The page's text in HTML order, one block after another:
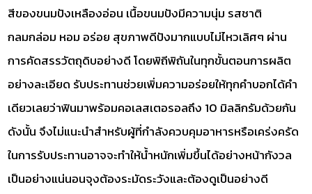
สีของขนมปังเหลืองอ่อน เนื้อขนมปังมีความนุ่ม รสชาติ
กลมกล่อม หอม อร่อย สุขภาพดีปังมากแบบไม่ไหวเลิศๆ ผ่าน
การคัดสรรวัตถุดิบอย่างดี โดยพิถีพิถันในทุกขั้นตอนการผลิต
อย่างละเอียด รับประทานช่วยเพิ่มความอร่อยให้ทุกคำบอกได้คำ
เดียวเลยว่าฟินมาพร้อมคอเลสเตอรอลถึง 10 มิลลิกรัมด้วยกัน
ดังนั้น จึงไม่แนะนำสำหรับผู้ที่กำลังควบคุมอาหารหรือเคร่งครัด
ในการรับประทานอาจจะทำให้น้ำหนักเพิ่มขึ้นได้อย่างหน้ากังวล
เป็นอย่างแน่นอนจุงต้องระมัดระวังและต้องดูเป็นอย่างดี